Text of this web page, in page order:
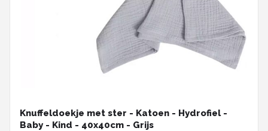
Knuffeldoekje met ster - Katoen - Hydrofiel -
Baby - Kind - 40x40cm - Grijs